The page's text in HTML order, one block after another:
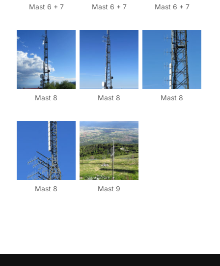
Mast 6 + 7 Mast 6 + 7 Mast 6 + 7
Mast 8 Mast 8 Mast 8
Mast 8 Mast 9